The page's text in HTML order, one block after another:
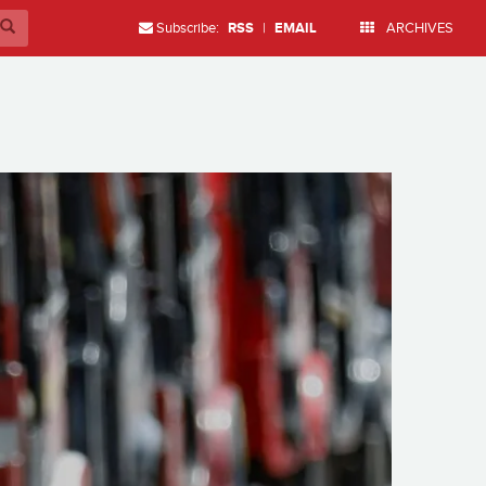
Subscribe: RSS | EMAIL ARCHIVES